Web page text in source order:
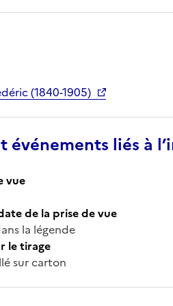
(1840-1905)
liés à
vue
de la prise de vue
la légende
le tirage
sur carton